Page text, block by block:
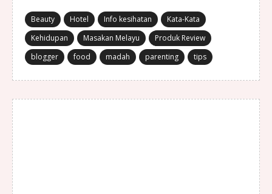
Beauty Hotel Info kesihatan
Kata-Kata
Kehidupan
Masakan Melayu
Produk Review
blogger
food madah parenting tips